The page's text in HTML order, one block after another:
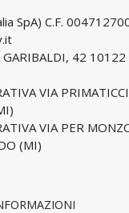
SpA) C.F.
GARIBALDI, 42
VIA
VIA PER
(MI)